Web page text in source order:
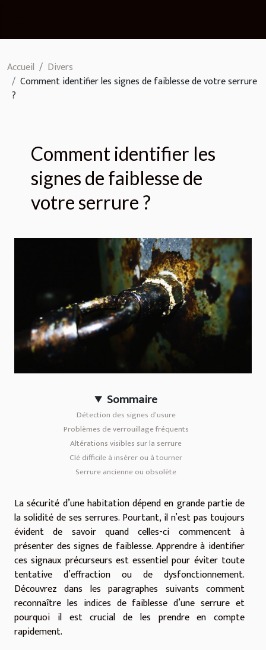
Accueil
Divers
Comment identifier les signes de faiblesse de votre serrure
?
Comment identifier les
signes de faiblesse de
votre serrure ?
Sommaire
Détection des signes d’usure
Problèmes de verrouillage fréquents
Altérations visibles sur la serrure
Clé difficile à insérer ou à tourner
Serrure ancienne ou obsolète
La sécurité d’une habitation dépend en grande partie de
la solidité de ses serrures. Pourtant, il n’est pas toujours
évident de savoir quand celles-ci commencent à
présenter des signes de faiblesse. Apprendre à identifier
ces signaux précurseurs est essentiel pour éviter toute
tentative d’effraction ou de dysfonctionnement.
Découvrez dans les paragraphes suivants comment
reconnaître les indices de faiblesse d’une serrure et
pourquoi il est crucial de les prendre en compte
rapidement.